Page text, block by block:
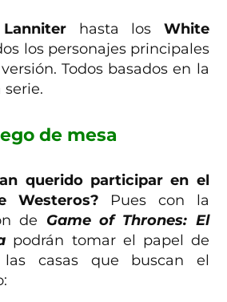
hasta los White
los personajes principales
Todos basados en la
de mesa
querido participar en el
Westeros? Pues con la
de Game of Thrones: El
podrán tomar el papel de
las casas que buscan el